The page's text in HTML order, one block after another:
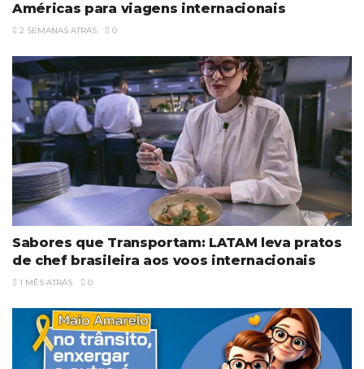
Américas para viagens internacionais
2 SEMANAS ATRÁS 0
Sabores que Transportam: LATAM leva pratos
de chef brasileira aos voos internacionais
1 MÊS ATRÁS 0